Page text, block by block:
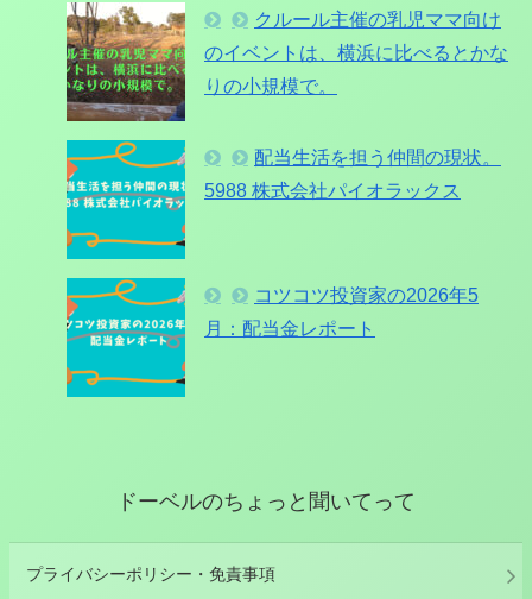
クルール主催の乳児ママ向け
のイベントは、横浜に比べるとかな
りの小規模で。
配当生活を担う仲間の現状。
5988 株式会社パイオラックス
コツコツ投資家の2026年5
月：配当金レポート
ドーベルのちょっと聞いてって
プライバシーポリシー・免責事項